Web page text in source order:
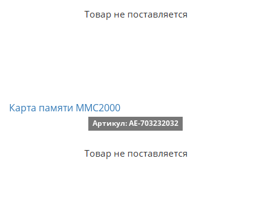
Карта памяти MMC2000
Артикул: AE-703232032